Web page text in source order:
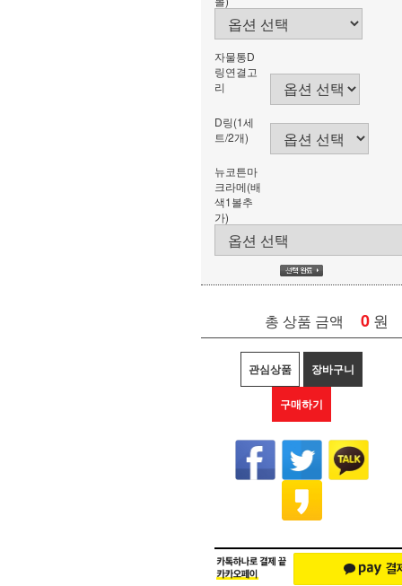
자물통D
링연결고
리
D링(1세
트/2개)
뉴코튼마
크라메(배
색1볼추
가)
총 상품 금액 0 원
관심상품 장바구니
구매하기